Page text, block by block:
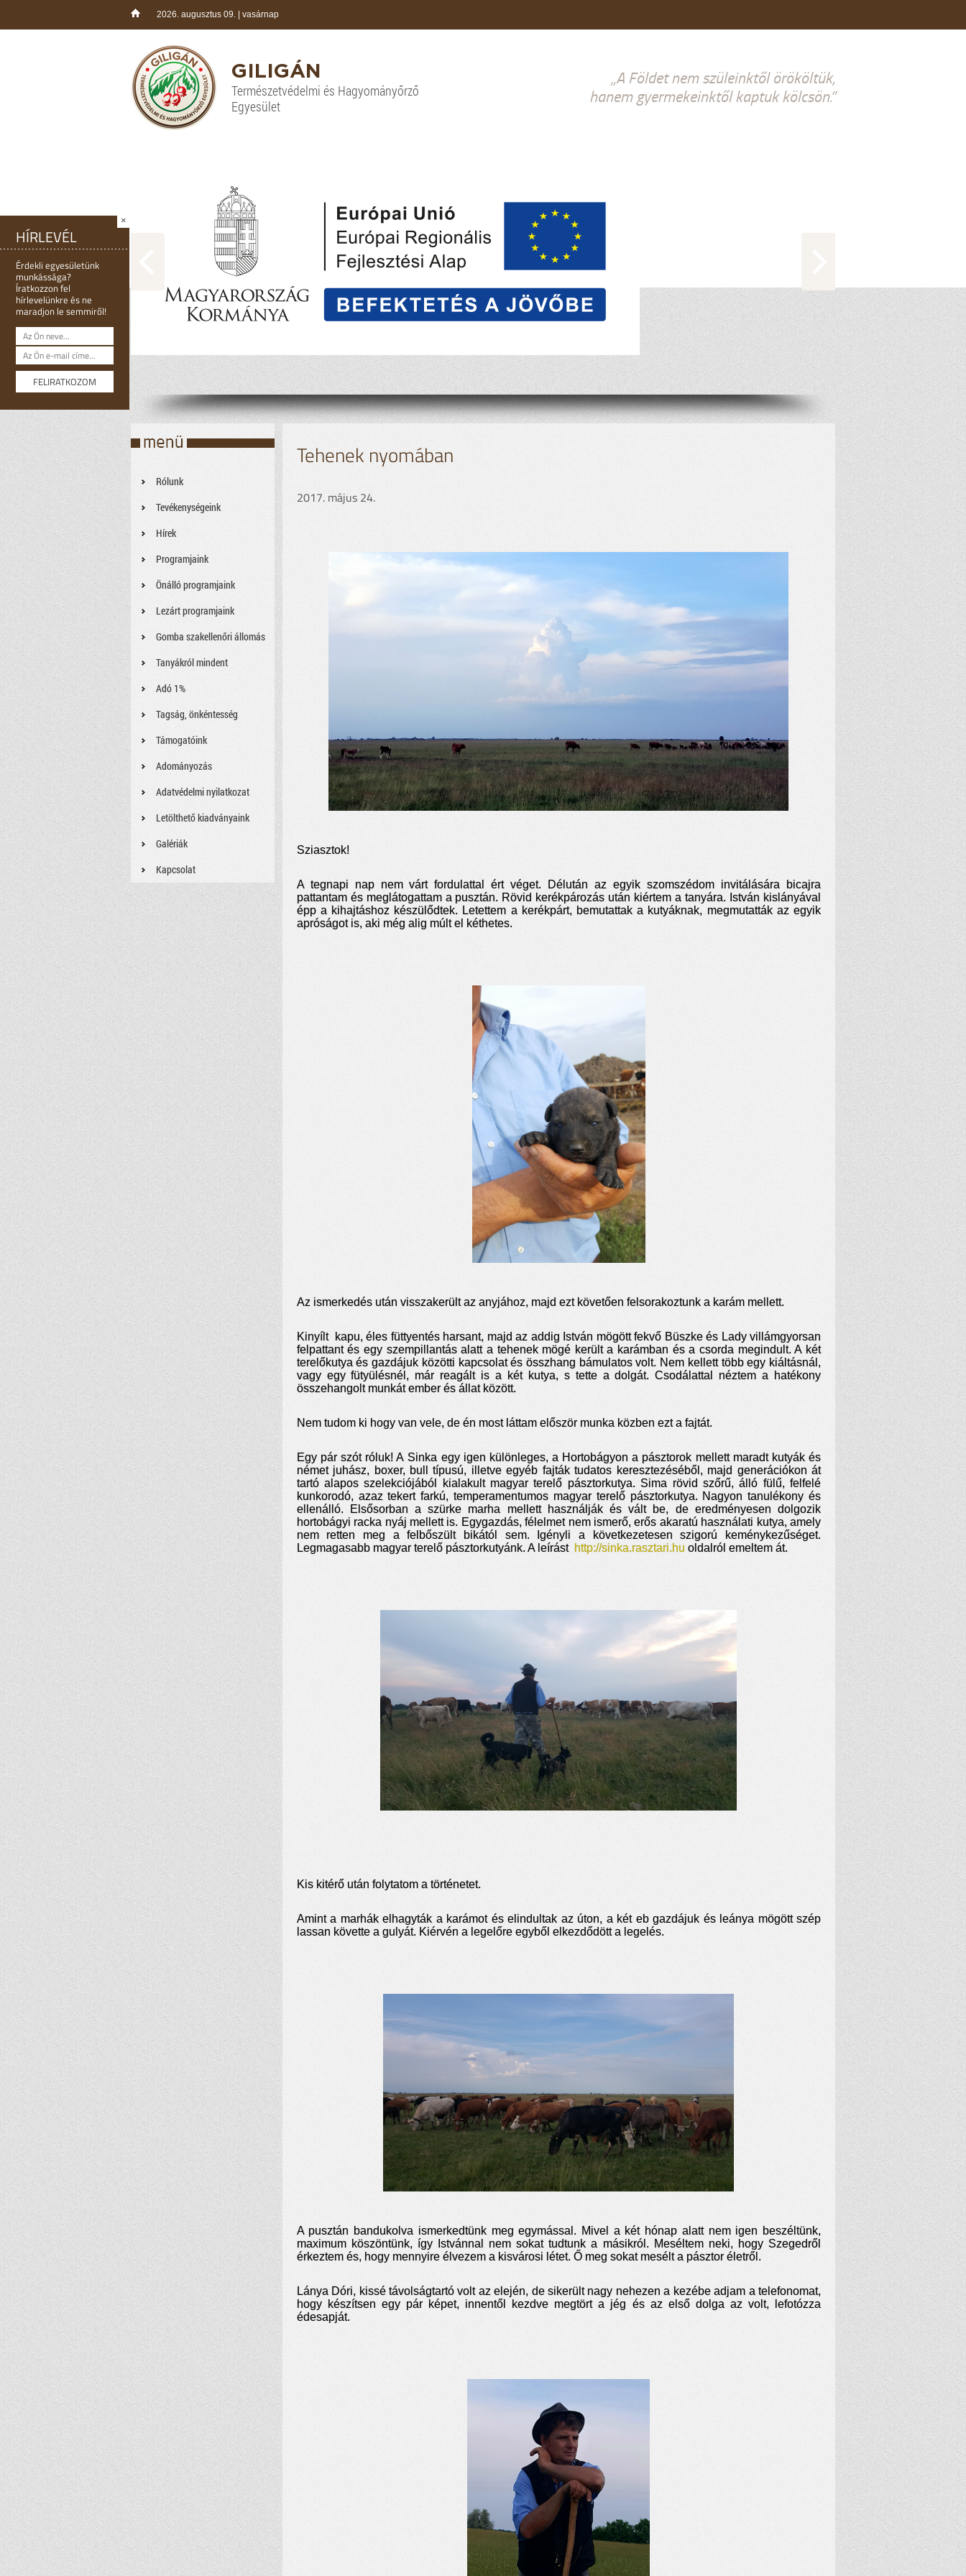
2026. augusztus 09. | vasárnap
GILIGÁN
Természetvédelmi és Hagyományőrző
Egyesület
„A Földet nem szüleinktől örököltük,
hanem gyermekeinktől kaptuk kölcsön.”
Rólunk
Tevékenységeink
Hírek
Programjaink
Önálló programjaink
Lezárt programjaink
Gomba szakellenőri állomás
Tanyákról mindent
Adó 1%
Tagság, önkéntesség
Támogatóink
Adományozás
Adatvédelmi nyilatkozat
Letölthető kiadványaink
Galériák
Kapcsolat
Tehenek nyomában
2017. május 24.
Sziasztok!
A tegnapi nap nem várt fordulattal ért véget. Délután az egyik szomszédom invitálására bicajra
pattantam és meglátogattam a pusztán. Rövid kerékpározás után kiértem a tanyára. István kislányával
épp a kihajtáshoz készülődtek. Letettem a kerékpárt, bemutattak a kutyáknak, megmutatták az egyik
apróságot is, aki még alig múlt el kéthetes.
Az ismerkedés után visszakerült az anyjához, majd ezt követően felsorakoztunk a karám mellett.
Kinyílt kapu, éles füttyentés harsant, majd az addig István mögött fekvő Büszke és Lady villámgyorsan
felpattant és egy szempillantás alatt a tehenek mögé került a karámban és a csorda megindult. A két
terelőkutya és gazdájuk közötti kapcsolat és összhang bámulatos volt. Nem kellett több egy kiáltásnál,
vagy egy fütyülésnél, már reagált is a két kutya, s tette a dolgát. Csodálattal néztem a hatékony
összehangolt munkát ember és állat között.
Nem tudom ki hogy van vele, de én most láttam először munka közben ezt a fajtát.
Egy pár szót róluk! ASinka egy igen különleges, a Hortobágyon a pásztorok mellett maradt kutyák és
német juhász, boxer, bull típusú, illetve egyéb fajták tudatos keresztezéséből, majd generációkon át
tartó alapos szelekciójából kialakult magyar terelő pásztorkutya.Sima rövid szőrű, álló fülű, felfelé
kunkorodó, azaz tekert farkú, temperamentumos magyar terelő pásztorkutya. Nagyon tanulékony és
ellenálló. Elsősorban a szürke marha mellett használják és vált be, de eredményesen dolgozik
hortobágyi racka nyáj mellett is. Egygazdás, félelmet nem ismerő, erős akaratú használati kutya, amely
nem retten meg a felbőszült bikától sem. Igényli a következetesen szigorú keménykezűséget.
Legmagasabb magyar terelő pásztorkutyánk. A leírást http://sinka.rasztari.hu oldalról emeltem át.
Kis kitérő után folytatom a történetet.
Amint a marhák elhagyták a karámot és elindultak az úton, a két eb gazdájuk és leánya mögött szép
lassan követte a gulyát. Kiérvén a legelőre egyből elkezdődött a legelés.
A pusztán bandukolva ismerkedtünk meg egymással. Mivel a két hónap alatt nem igen beszéltünk,
maximum köszöntünk, így Istvánnal nem sokat tudtunk a másikról. Meséltem neki, hogy Szegedről
érkeztem és, hogy mennyire élvezem a kisvárosi létet. Ő meg sokat mesélt a pásztor életről.
Lánya Dóri, kissé távolságtartó volt az elején, de sikerült nagy nehezen a kezébe adjam a telefonomat,
hogy készítsen egy pár képet, innentől kezdve megtört a jég és az első dolga az volt, lefotózza
édesapját.
HÍRLEVÉL
Érdekli egyesületünk
munkássága?
Íratkozzon fel
hírlevelünkre és ne
maradjon le semmiről!
×